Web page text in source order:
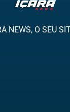
NEWS, O SEU